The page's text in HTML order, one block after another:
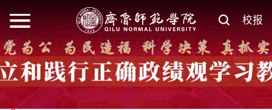
校报